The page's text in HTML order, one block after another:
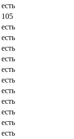
есть
105
есть
есть
есть
есть
есть
есть
есть
есть
есть
есть
есть